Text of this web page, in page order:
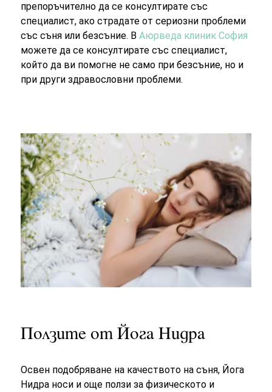
препоръчително да се консултирате със
специалист, ако страдате от сериозни проблеми
със съня или безсъние. ВАюрведа клиник София
можете да се консултирате със специалист,
който да ви помогне не само при безсъние, но и
при други здравословни проблеми.
Ползите от Йога Нидра
Освен подобряване на качеството на съня, Йога
Нидра носи и още ползи за физическото и